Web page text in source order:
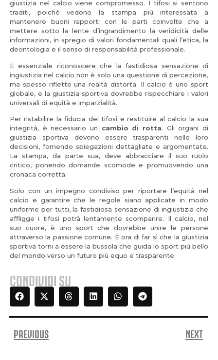
giustizia nel calcio viene compromesso. I tifosi si sentono
traditi, poiché vedono la stampa più interessata a
mantenere buoni rapporti con le parti coinvolte che a
mettere sotto la lente d’ingrandimento la veridicità delle
informazioni, in spregio di valori fondamentali quali l’etica, la
deontologia e il senso di responsabilità professionale.
È essenziale riconoscere che la fastidiosa sensazione di
ingiustizia nel calcio non è solo una questione di percezione,
ma spesso riflette una realtà distorta. Il calcio è uno sport
globale, e la giustizia sportiva dovrebbe rispecchiare i valori
universali di equità e imparzialità.
Per ristabilire la fiducia dei tifosi e restituire al calcio la sua
integrità, è necessario un cambio di rotta. Gli organi di
giustizia sportiva devono essere trasparenti nelle loro
decisioni, fornendo spiegazioni dettagliate e argomentate.
La stampa, da parte sua, deve abbracciare il suo ruolo
critico, ponendo domande scomode e promuovendo una
cronaca corretta.
Solo con un impegno condiviso per riportare l’equità nel
calcio e garantire che le regole siano applicate in modo
uniforme per tutti, la fastidiosa sensazione di ingiustizia che
affligge i tifosi potrà lentamente scomparire. Il calcio, nel
suo cuore, è uno sport che dovrebbe unire le persone
attraverso la passione comune. È ora di far sì che la giustizia
sportiva torni a essere la bussola che guida lo sport più bello
del mondo verso un futuro più equo e trasparente.
CONDIVIDI SU
PREVIOUS NEXT